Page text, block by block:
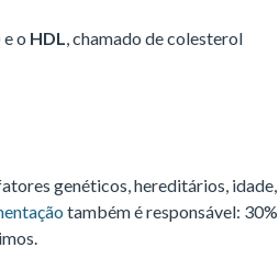
o HDL, chamado de colesterol
genéticos, hereditários, idade,
também é responsável: 30%